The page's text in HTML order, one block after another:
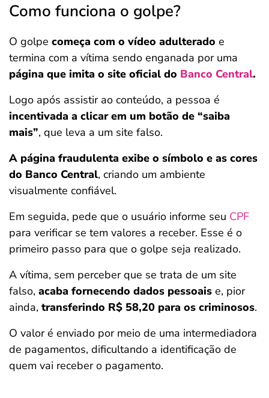
Como funciona o golpe?
O golpe começa com o vídeo adulterado e
termina com a vítima sendo enganada por uma
página que imita o site oficial do Banco Central.
Logo após assistir ao conteúdo, a pessoa é
incentivada a clicar em um botão de “saiba
mais”, que leva a um site falso.
A página fraudulenta exibe o símbolo e as cores
do Banco Central, criando um ambiente
visualmente confiável.
Em seguida, pede que o usuário informe seu CPF
para verificar se tem valores a receber. Esse é o
primeiro passo para que o golpe seja realizado.
A vítima, sem perceber que se trata de um site
falso, acaba fornecendo dados pessoais e, pior
ainda, transferindo R$ 58,20 para os criminosos.
O valor é enviado por meio de uma intermediadora
de pagamentos, dificultando a identificação de
quem vai receber o pagamento.